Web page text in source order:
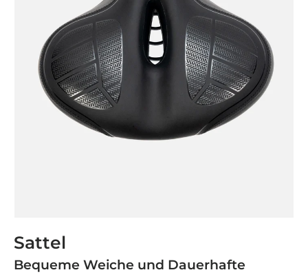
Sattel
Bequeme Weiche und Dauerhafte